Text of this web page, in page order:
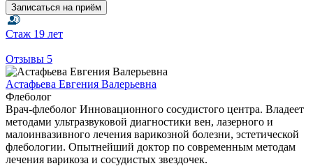
Записаться на приём
Стаж 19 лет
Отзывы 5
Астафьева Евгения Валерьевна
Флеболог
Врач-флеболог Инновационного сосудистого центра. Владеет
методами ультразвуковой диагностики вен, лазерного и
малоинвазивного лечения варикозной болезни, эстетической
флебологии. Опытнейший доктор по современным методам
лечения варикоза и сосудистых звездочек.